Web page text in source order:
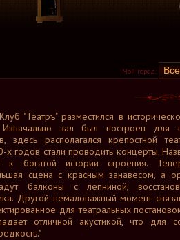
Мой город:
"Театръ" разместился в
зал был построен для
здесь располагался крепостной
х годов стали проводить концерты.
к богатой истории строения.
сцена с красным занавесом, а
балконы с лепниной,
Другой немаловажный момент
для театральных
отличной акустикой, что для